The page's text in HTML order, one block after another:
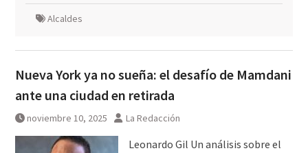
Alcaldes
Nueva York ya no sueña: el desafío de Mamdani
ante una ciudad en retirada
noviembre 10, 2025 La Redacción
Leonardo Gil Un análisis sobre el